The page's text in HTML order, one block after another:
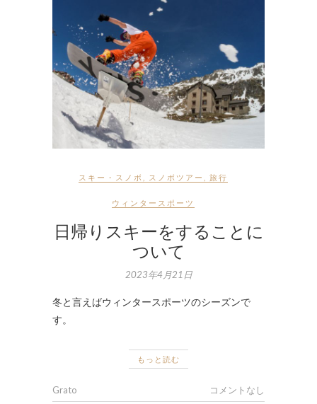
スキー・スノボ スノボツアー 旅行
ウィンタースポーツ
日帰りスキーをすることに
ついて
2023年4月21日
冬と言えばウィンタースポーツのシーズンで
す。
もっと読む
Grato コメントなし